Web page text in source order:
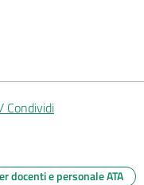
Condividi
docenti e personale ATA